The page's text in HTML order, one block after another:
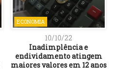
ECONOMIA
10/10/22
Inadimplência e
endividamento atingem
maiores valores em 12 anos